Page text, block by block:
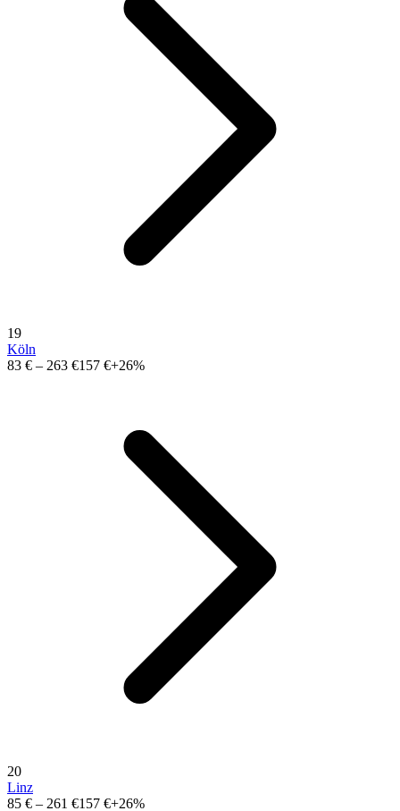
19
Köln
83 € – 263 €157 €+26%
20
Linz
85 € – 261 €157 €+26%